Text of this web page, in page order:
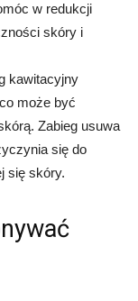
w redukcji
skóry i
kawitacyjny
może być
Zabieg usuwa
się do
się skóry.